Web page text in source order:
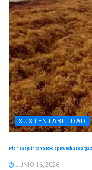
SUSTENTABILIDAD
Planea Quintana Roo aprovechar
JUNIO 16, 2026